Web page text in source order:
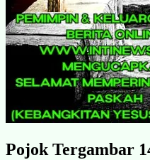
Pojok Tergambar